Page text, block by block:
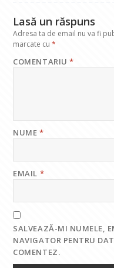
b
o
o
k
s
A
p
dI
Lasă un răspuns
Adresa ta de email nu va fi
marcate cu*
COMENTARIU*
NUME*
EMAIL *
SALVEAZĂ-MI NUMELE,
NAVIGATOR PENTRU
COMENTEZ.